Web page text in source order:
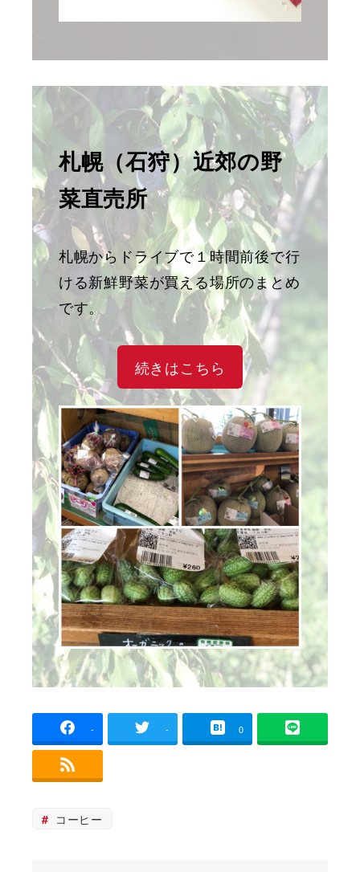
札幌（石狩）近郊の野
菜直売所
札幌からドライブで１時間前後で行
ける新鮮野菜が買える場所のまとめ
です。
続きはこちら
- - 0
コーヒー